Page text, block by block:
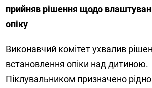
прийняв рішення щодо
опіку
Виконавчий комітет ухвалив
встановлення опіки над дитиною.
Піклувальником призначено